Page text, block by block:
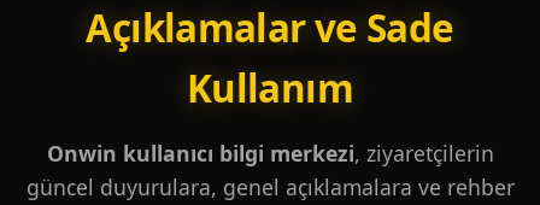
Açıklamalar ve Sade
Kullanım
Onwin kullanıcı bilgi merkezi, ziyaretçilerin
güncel duyurulara, genel açıklamalara ve rehber